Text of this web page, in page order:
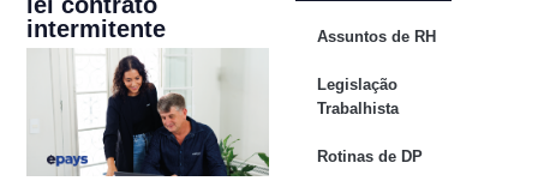
intermitente
Assuntos de RH
Legislação
Trabalhista
Rotinas de DP